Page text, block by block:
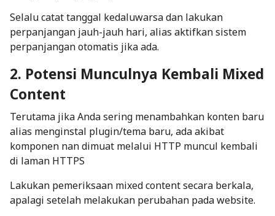
Selalu catat tanggal kedaluwarsa dan lakukan
perpanjangan jauh-jauh hari, alias aktifkan sistem
perpanjangan otomatis jika ada.
2. Potensi Munculnya Kembali Mixed
Content
Terutama jika Anda sering menambahkan konten baru
alias menginstal plugin/tema baru, ada akibat
komponen nan dimuat melalui HTTP muncul kembali
di laman HTTPS
Lakukan pemeriksaan mixed contentsecara berkala,
apalagi setelah melakukan perubahan pada website.